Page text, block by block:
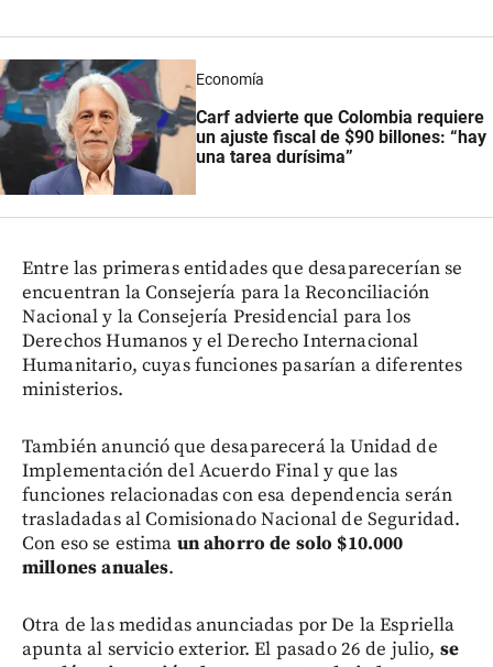
Economía
Carf advierte que Colombia requiere
un ajuste fiscal de $90 billones: “hay
una tarea durísima”
Entre las primeras entidades que desaparecerían se
encuentran la Consejería para la Reconciliación
Nacional y la Consejería Presidencial para los
Derechos Humanos y el Derecho Internacional
Humanitario, cuyas funciones pasarían a diferentes
ministerios.
También anunció que desaparecerá la Unidad de
Implementación del Acuerdo Final y que las
funciones relacionadas con esa dependencia serán
trasladadas al Comisionado Nacional de Seguridad.
Con eso se estima un ahorro de solo $10.000
millones anuales.
Otra de las medidas anunciadas por De la Espriella
apunta al servicio exterior. El pasado 26 de julio, se